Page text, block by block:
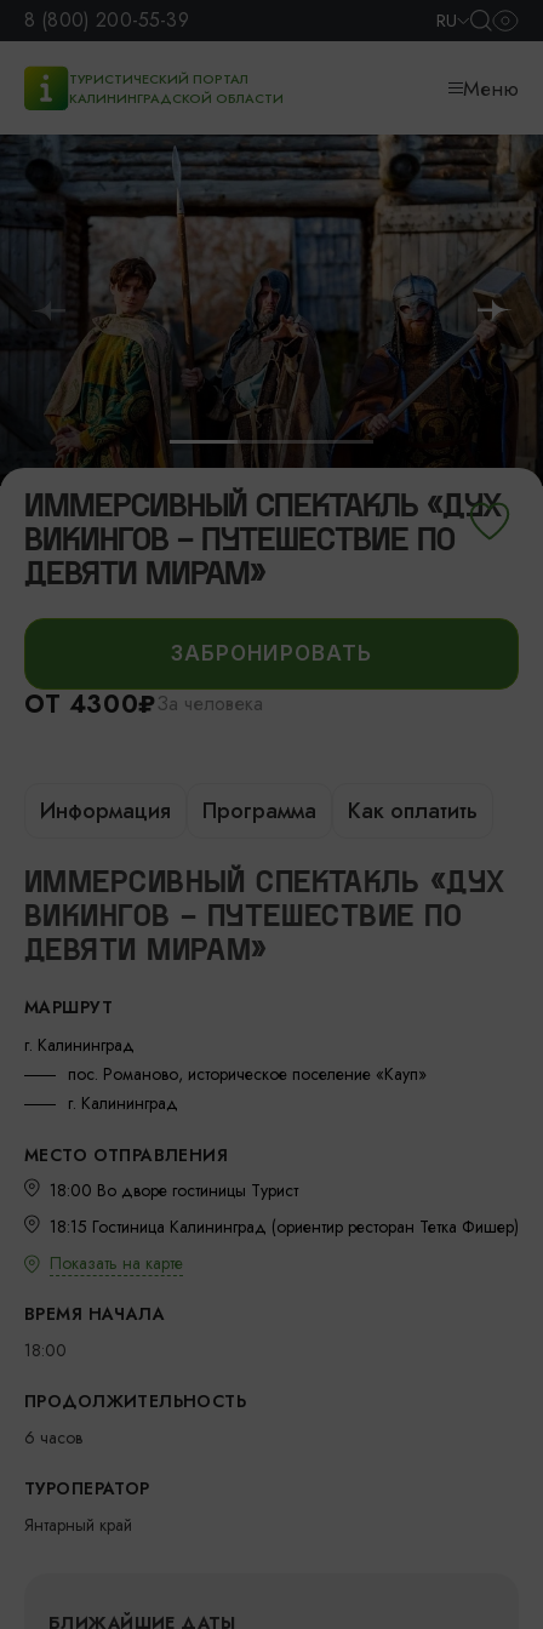
8 (800) 200-55-39 RU
ТУРИСТИЧЕСКИЙ ПОРТАЛ
КАЛИНИНГРАДСКОЙ ОБЛАСТИ
Меню
ИММЕРСИВНЫЙ СПЕКТАКЛЬ «ДУХ
ВИКИНГОВ - ПУТЕШЕСТВИЕ ПО
ДЕВЯТИ МИРАМ»
ЗАБРОНИРОВАТЬ
ОТ 4300₽За человека
Информация Программа Как оплатить
ИММЕРСИВНЫЙ СПЕКТАКЛЬ «ДУХ
ВИКИНГОВ - ПУТЕШЕСТВИЕ ПО
ДЕВЯТИ МИРАМ»
МАРШРУТ
г. Калининград
пос. Романово, историческое поселение «Кауп»
г. Калининград
МЕСТО ОТПРАВЛЕНИЯ
18:00 Во дворе гостиницы Турист
18:15 Гостиница Калининград (ориентир ресторан Тетка Фишер)
Показать на карте
ВРЕМЯ НАЧАЛА
18:00
ПРОДОЛЖИТЕЛЬНОСТЬ
6 часов
ТУРОПЕРАТОР
Янтарный край
БЛИЖАЙШИЕ ДАТЫ